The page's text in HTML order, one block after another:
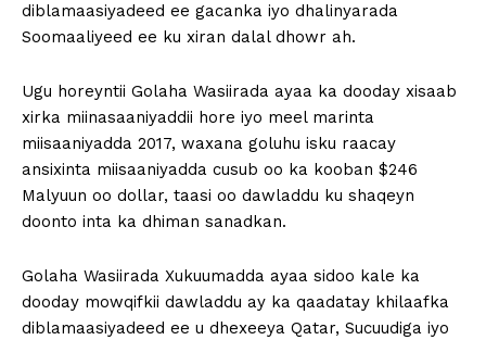
diblamaasiyadeed ee gacanka iyo dhalinyarada
Soomaaliyeed ee ku xiran dalal dhowr ah.
Ugu horeyntii Golaha Wasiirada ayaa ka dooday xisaab
xirka miinasaaniyaddii hore iyo meel marinta
miisaaniyadda 2017, waxana goluhu isku raacay
ansixinta miisaaniyadda cusub oo ka kooban $246
Malyuun oo dollar, taasi oo dawladdu ku shaqeyn
doonto inta ka dhiman sanadkan.
Golaha Wasiirada Xukuumadda ayaa sidoo kale ka
dooday mowqifkii dawladdu ay ka qaadatay khilaafka
diblamaasiyadeed ee u dhexeeya Qatar, Sucuudiga iyo